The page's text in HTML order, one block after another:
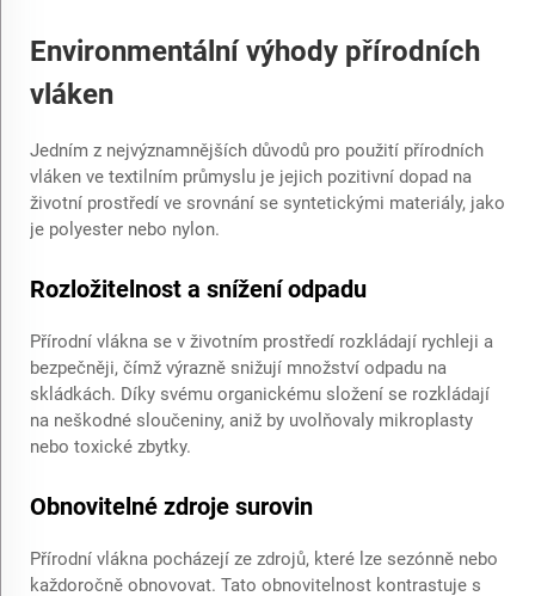
Environmentální výhody přírodních
vláken
Jedním z nejvýznamnějších důvodů pro použití přírodních
vláken ve textilním průmyslu je jejich pozitivní dopad na
životní prostředí ve srovnání se syntetickými materiály, jako
je polyester nebo nylon.
Rozložitelnost a snížení odpadu
Přírodní vlákna se v životním prostředí rozkládají rychleji a
bezpečněji, čímž výrazně snižují množství odpadu na
skládkách. Díky svému organickému složení se rozkládají
na neškodné sloučeniny, aniž by uvolňovaly mikroplasty
nebo toxické zbytky.
Obnovitelné zdroje surovin
Přírodní vlákna pocházejí ze zdrojů, které lze sezónně nebo
každoročně obnovovat. Tato obnovitelnost kontrastuje s